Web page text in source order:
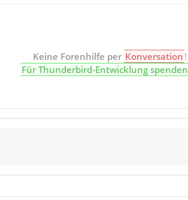
Keine Forenhilfe per Konversation !
Für Thunderbird-Entwicklung spenden